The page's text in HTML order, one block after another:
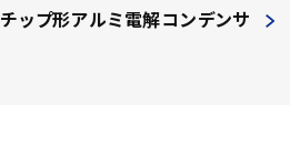
チップ形アルミ電解コンデンサ